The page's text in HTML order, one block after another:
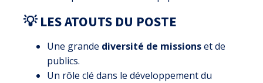
💡 LES ATOUTS DU POSTE
Une grande diversité de missionset de
publics.
Un rôle clé dans le développement du